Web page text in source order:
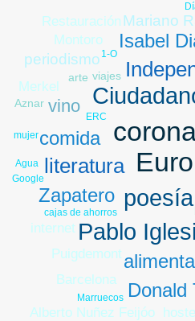
poesía
Pablo
literatura
Zapatero
Donald
comida
Isabel
vino
Mariano
periodismo
Puigdemont
internet
Alberto Nuñez Feijóo
Barcelona
Restauración
Merkel
Montoro
arte
Aznar
viajes
cajas de ahorros
ERC
mujer
Google
Marruecos
1-O
Agua